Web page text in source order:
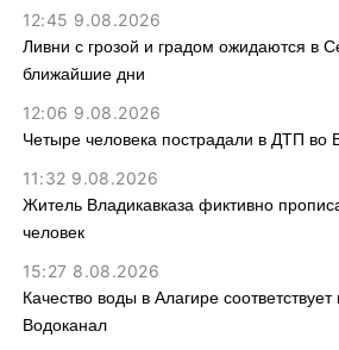
12:45 9.08.2026
Ливни с грозой и градом ожидаются в
ближайшие дни
12:06 9.08.2026
Четыре человека пострадали в ДТП во
11:32 9.08.2026
Житель Владикавказа фиктивно
человек
15:27 8.08.2026
Качество воды в Алагире
Водоканал